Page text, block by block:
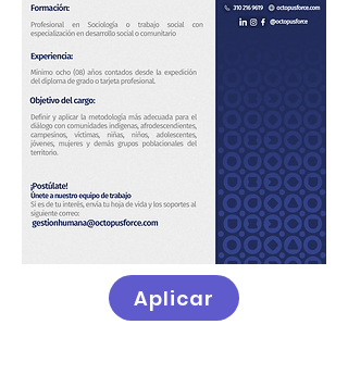
Aplicar